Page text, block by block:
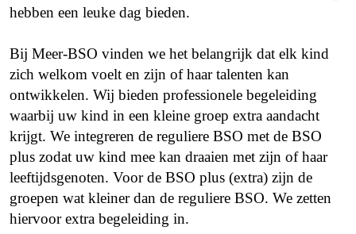
hebben een leuke dag bieden.
Bij Meer-BSO vinden we het belangrijk dat elk kind
zich welkom voelt en zijn of haar talenten kan
ontwikkelen. Wij bieden professionele begeleiding
waarbij uw kind in een kleine groep extra aandacht
krijgt. We integreren de reguliere BSO met de BSO
plus zodat uw kind mee kan draaien met zijn of haar
leeftijdsgenoten. Voor de BSO plus (extra) zijn de
groepen wat kleiner dan de reguliere BSO. We zetten
hiervoor extra begeleiding in.